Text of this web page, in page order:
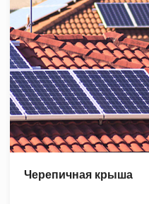
Черепичная крыша